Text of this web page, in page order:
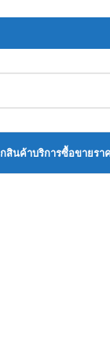
สินค้าบริการซื้อขายรา